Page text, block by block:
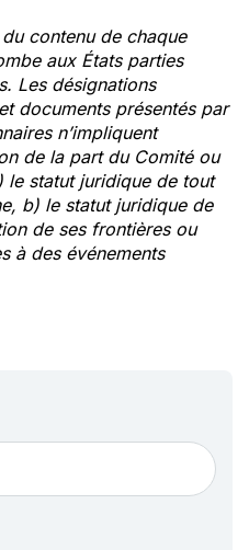
contenu de chaque
aux États parties
Les désignations
documents présentés par
n’impliquent
de la part du Comité ou
le statut juridique de tout
b) le statut juridique de
de ses frontières ou
à des événements